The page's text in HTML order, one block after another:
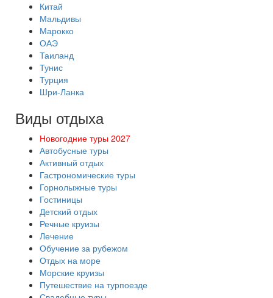
Китай
Мальдивы
Марокко
ОАЭ
Таиланд
Тунис
Турция
Шри-Ланка
Виды отдыха
Новогодние туры 2027
Автобусные туры
Активный отдых
Гастрономические туры
Горнолыжные туры
Гостиницы
Детский отдых
Речные круизы
Лечение
Обучение за рубежом
Отдых на море
Морские круизы
Путешествие на турпоезде